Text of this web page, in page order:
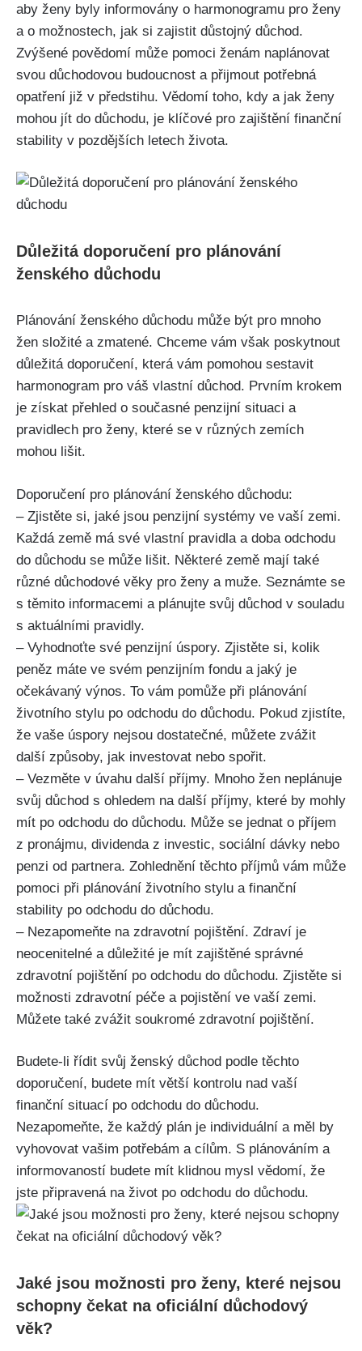
aby ženy byly informovány o harmonogramu pro ženy
a o možnostech, jak si zajistit důstojný důchod.
Zvýšené povědomí může pomoci ženám naplánovat
svou důchodovou budoucnost a přijmout potřebná
opatření již v předstihu. Vědomí toho, kdy a jak ženy
mohou jít do důchodu, je klíčové pro zajištění finanční
stability v pozdějších letech života.
Důležitá doporučení pro plánování
ženského důchodu
Plánování ženského důchodu může být pro mnoho
žen složité a zmatené. Chceme vám však poskytnout
důležitá doporučení, která vám pomohou sestavit
harmonogram pro váš vlastní důchod. Prvním krokem
je získat přehled o současné penzijní situaci a
pravidlech pro ženy, které se v různých zemích
mohou lišit.
Doporučení pro plánování ženského důchodu:
– Zjistěte si, jaké jsou penzijní systémy ve vaší zemi.
Každá země má své vlastní pravidla a doba odchodu
do důchodu se může lišit. Některé země mají také
různé důchodové věky pro ženy a muže. Seznámte se
s těmito informacemi a plánujte svůj důchod v souladu
s aktuálními pravidly.
– Vyhodnoťte své penzijní úspory. Zjistěte si, kolik
peněz máte ve svém penzijním fondu a jaký je
očekávaný výnos. To vám pomůže při plánování
životního stylu po odchodu do důchodu. Pokud zjistíte,
že vaše úspory nejsou dostatečné, můžete zvážit
další způsoby, jak investovat nebo spořit.
– Vezměte v úvahu další příjmy. Mnoho žen neplánuje
svůj důchod s ohledem na další příjmy, které by mohly
mít po odchodu do důchodu. Může se jednat o příjem
z pronájmu, dividenda z investic, sociální dávky nebo
penzi od partnera. Zohlednění těchto příjmů vám může
pomoci při plánování životního stylu a finanční
stability po odchodu do důchodu.
– Nezapomeňte na zdravotní pojištění. Zdraví je
neocenitelné a důležité je mít zajištěné správné
zdravotní pojištění po odchodu do důchodu. Zjistěte si
možnosti zdravotní péče a pojistění ve vaší zemi.
Můžete také zvážit soukromé zdravotní pojištění.
Budete-li řídit svůj ženský důchod podle těchto
doporučení, budete mít větší kontrolu nad vaší
finanční situací po odchodu do důchodu.
Nezapomeňte, že každý plán je individuální a měl by
vyhovovat vašim potřebám a cílům. S plánováním a
informovaností budete mít klidnou mysl vědomí, že
jste připravená na život po odchodu do důchodu.
Jaké jsou možnosti pro ženy, které nejsou
schopny čekat na oficiální důchodový
věk?